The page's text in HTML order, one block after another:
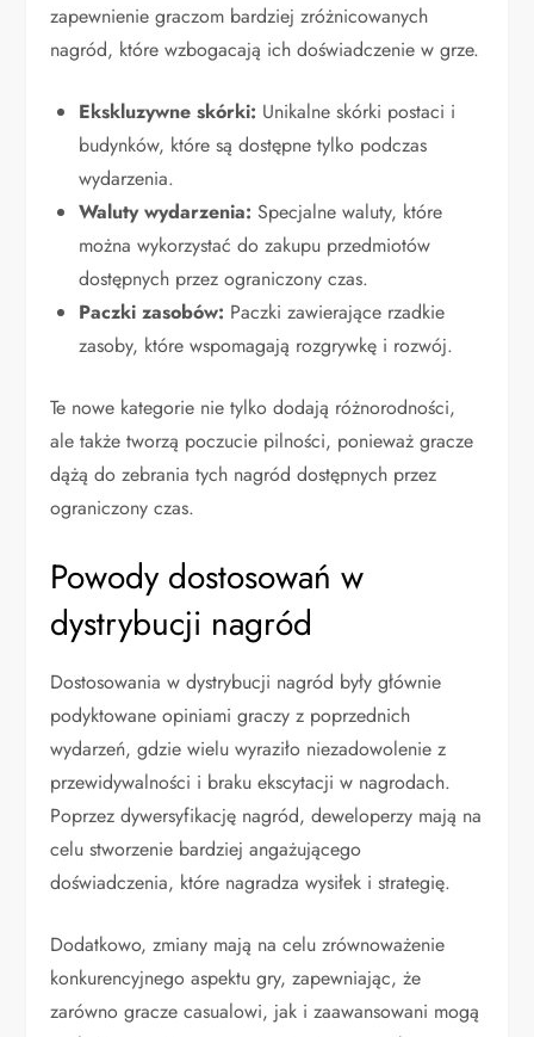
zapewnienie graczom bardziej zróżnicowanych
nagród, które wzbogacają ich doświadczenie w grze.
Ekskluzywne skórki: Unikalne skórki postaci i
budynków, które są dostępne tylko podczas
wydarzenia.
Waluty wydarzenia: Specjalne waluty, które
można wykorzystać do zakupu przedmiotów
dostępnych przez ograniczony czas.
Paczki zasobów: Paczki zawierające rzadkie
zasoby, które wspomagają rozgrywkę i rozwój.
Te nowe kategorie nie tylko dodają różnorodności,
ale także tworzą poczucie pilności, ponieważ gracze
dążą do zebrania tych nagród dostępnych przez
ograniczony czas.
Powody dostosowań w
dystrybucji nagród
Dostosowania w dystrybucji nagród były głównie
podyktowane opiniami graczy z poprzednich
wydarzeń, gdzie wielu wyraziło niezadowolenie z
przewidywalności i braku ekscytacji w nagrodach.
Poprzez dywersyfikację nagród, deweloperzy mają na
celu stworzenie bardziej angażującego
doświadczenia, które nagradza wysiłek i strategię.
Dodatkowo, zmiany mają na celu zrównoważenie
konkurencyjnego aspektu gry, zapewniając, że
zarówno gracze casualowi, jak i zaawansowani mogą